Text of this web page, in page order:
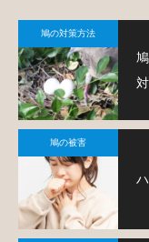
鳩の対策方法
鳩の被害